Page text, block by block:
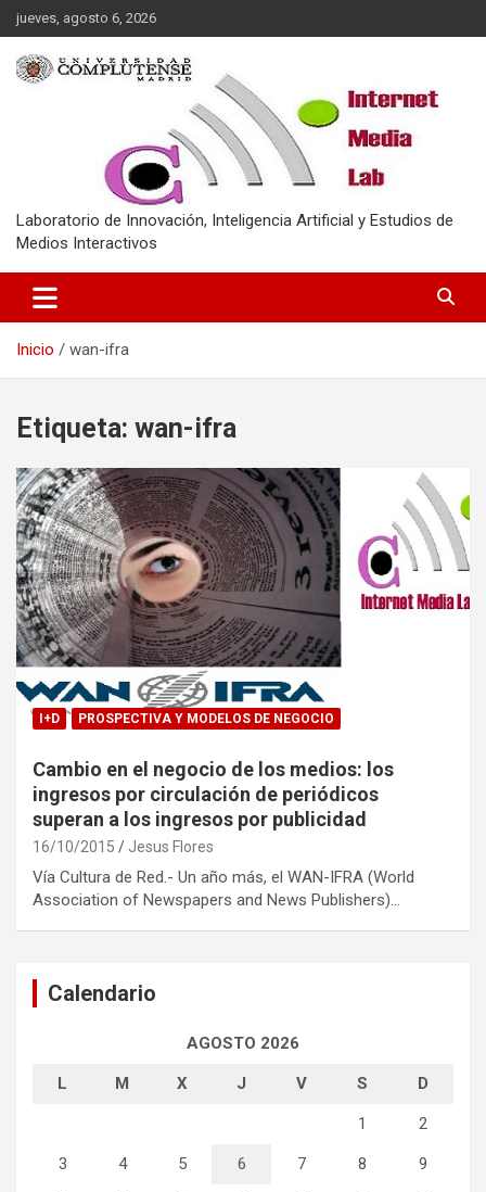
Saltar
al
contenido
jueves, agosto 6, 2026
Laboratorio de Innovación, Inteligencia Artificial y Estudios de
Medios Interactivos
Inicio wan-ifra
Etiqueta: wan-ifra
I+D PROSPECTIVA Y MODELOS DE NEGOCIO
Cambio en el negocio de los medios: los
ingresos por circulación de periódicos
superan a los ingresos por publicidad
16/10/2015 Jesus Flores
Vía Cultura de Red.- Un año más, el WAN-IFRA (World
Association of Newspapers and News Publishers)…
Calendario
AGOSTO 2026
L M X J V S D
1 2
3 4 5 6 7 8 9